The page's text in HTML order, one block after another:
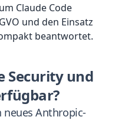
Claude Code
und den Einsatz
beantwortet.
Security und
neues Anthropic-